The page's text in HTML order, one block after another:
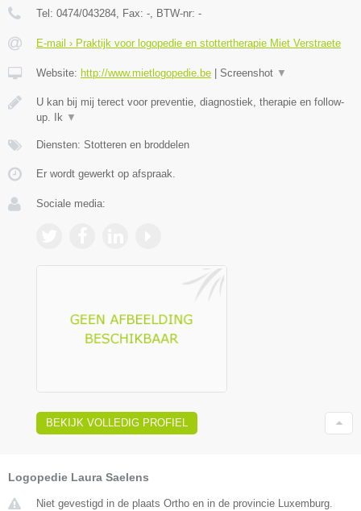
Tel: 0474/043284 , Fax: - , BTW-nr: -
E-mail › Praktijk voor logopedie en stottertherapie Miet Verstraete
Website: http://www.mietlogopedie.be | Screenshot ▼
U kan bij mij terect voor preventie, diagnostiek, therapie en follow-
up. Ik ▼
Diensten: Stotteren en broddelen
Er wordt gewerkt op afspraak.
Sociale media:
BEKIJK VOLLEDIG PROFIEL
Logopedie Laura Saelens
Niet gevestigd in de plaats Ortho en in de provincie Luxemburg.